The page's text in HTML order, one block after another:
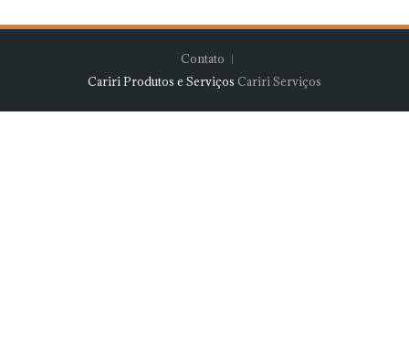
Contato
Cariri Produtos e Serviços Cariri Serviços